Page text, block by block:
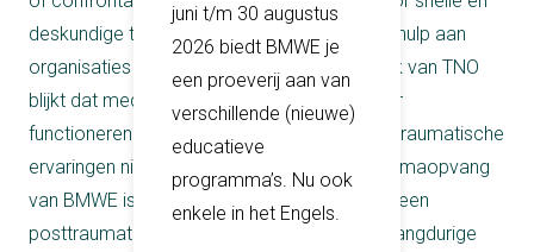
deskundige traumaopvang en/of slachtofferhulp aan
organisaties en medewerkers. Uit onderzoek van TNO
blijkt dat medewerkers aantoonbaar slechter
functioneren en vaker langdurig ziek zijn, als traumatische
ervaringen niet goed behandeld worden.Traumaopvang
van BMWE is gericht op het voorkomen van een
posttraumatische stressstoornis of andere langdurige
juni t/m 30 augustus
2026 biedt BMWE je
een proeverij aan van
verschillende (nieuwe)
educatieve
programma’s. Nu ook
enkele in het Engels.